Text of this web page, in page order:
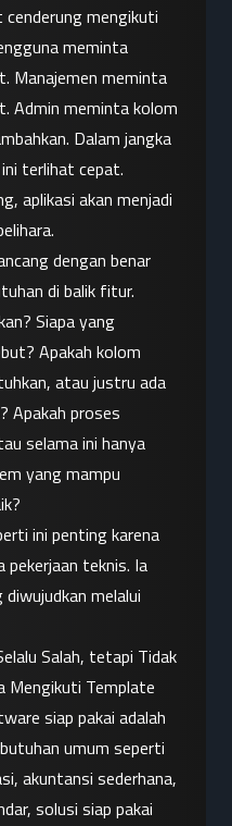
mengikuti
meminta
Manajemen meminta
Admin meminta kolom
Dalam jangka
terlihat cepat.
aplikasi akan menjadi
dengan benar
di balik fitur.
Siapa yang
Apakah kolom
atau justru ada
Apakah proses
selama ini hanya
yang mampu
ini penting karena
pekerjaan teknis. Ia
melalui
Salah, tetapi Tidak
Mengikuti Template
siap pakai adalah
umum seperti
akuntansi sederhana,
solusi siap pakai